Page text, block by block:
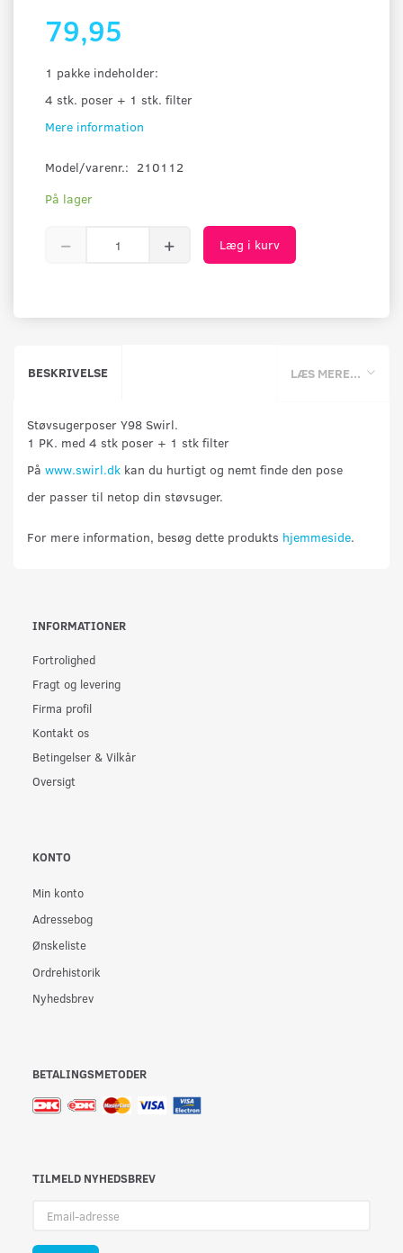
79,95
1 pakke indeholder:
4 stk. poser + 1 stk. filter
Mere information
Model/varenr.: 210112
På lager
Læg i kurv
LÆS MERE...
BESKRIVELSE
Støvsugerposer Y98 Swirl.
1 PK. med 4 stk poser + 1 stk filter
På www.swirl.dk kan du hurtigt og nemt finde den pose
der passer til netop din støvsuger.
For mere information, besøg dette produkts hjemmeside.
INFORMATIONER
Fortrolighed
Fragt og levering
Firma profil
Kontakt os
Betingelser & Vilkår
Oversigt
KONTO
Min konto
Adressebog
Ønskeliste
Ordrehistorik
Nyhedsbrev
BETALINGSMETODER
TILMELD NYHEDSBREV
adresse